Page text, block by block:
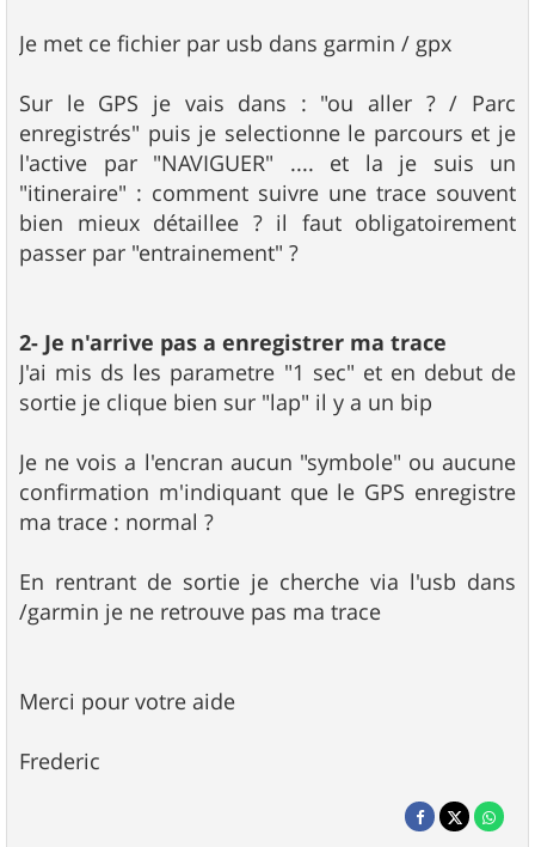
Je met ce fichier par usb dans garmin / gpx
Sur le GPS je vais dans : "ou aller ? / Parc
enregistrés" puis je selectionne le parcours et je
l'active par "NAVIGUER" .... et la je suis un
"itineraire" : comment suivre une trace souvent
bien mieux détaillee ? il faut obligatoirement
passer par "entrainement" ?
2- Je n'arrive pas a enregistrer ma trace
J'ai mis ds les parametre "1 sec" et en debut de
sortie je clique bien sur "lap" il y a un bip
Je ne vois a l'encran aucun "symbole" ou aucune
confirmation m'indiquant que le GPS enregistre
ma trace : normal ?
En rentrant de sortie je cherche via l'usb dans
/garmin je ne retrouve pas ma trace
Merci pour votre aide
Frederic